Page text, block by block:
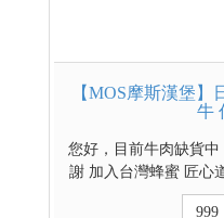
【MOS摩斯漢堡
牛
您好，目前牛肉缺貨
謝 加入台灣蜂蜜 匠心
俱全 豐富的餡料超滿
999